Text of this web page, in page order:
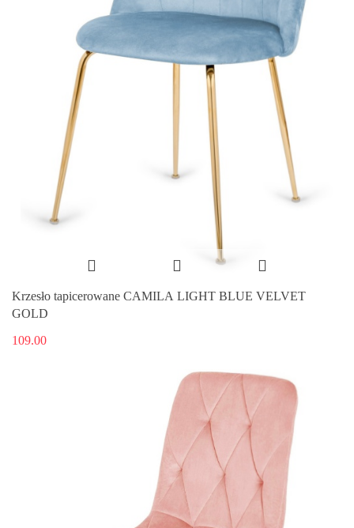
Krzesło tapicerowane CAMILA LIGHT BLUE VELVET
GOLD
109.00